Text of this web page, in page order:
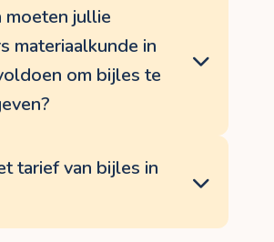
om zo de mooiste
boeken. Met 1-op-1 bijles
kan er veel meer aandacht
aan de individuele
bij bijles in groep in
bijles volgen in Schelle!
dat ook.
moeten jullie
materiaalkunde in
om bijles te
interview op basis
(of recentste puntenlijst
unversiteitsstudent is),
tarief van bijles in
in Schelle